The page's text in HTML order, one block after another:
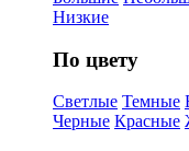
Низкие
По цвету
Светлые Темные
Черные Красные